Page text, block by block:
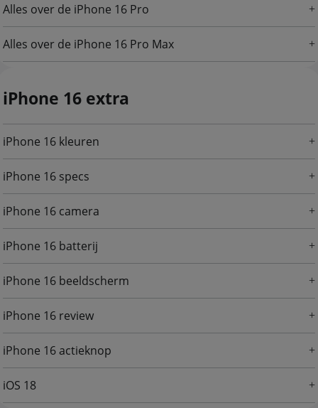
Alles over de iPhone 16 Pro
Alles over de iPhone 16 Pro Max
iPhone 16 extra
iPhone 16 kleuren
iPhone 16 specs
iPhone 16 camera
iPhone 16 batterij
iPhone 16 beeldscherm
iPhone 16 review
iPhone 16 actieknop
iOS 18